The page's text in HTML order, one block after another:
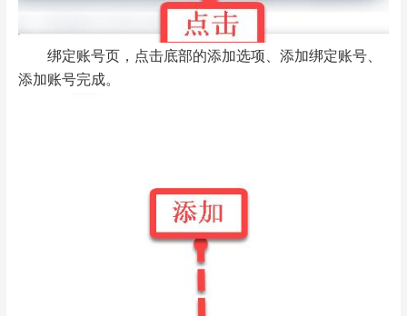
绑定账号页，点击底部的添加选项、添加绑定账号、
添加账号完成。